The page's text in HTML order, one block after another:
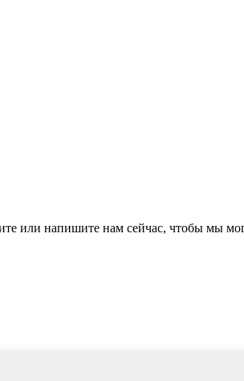
или напишите нам сейчас, чтобы мы